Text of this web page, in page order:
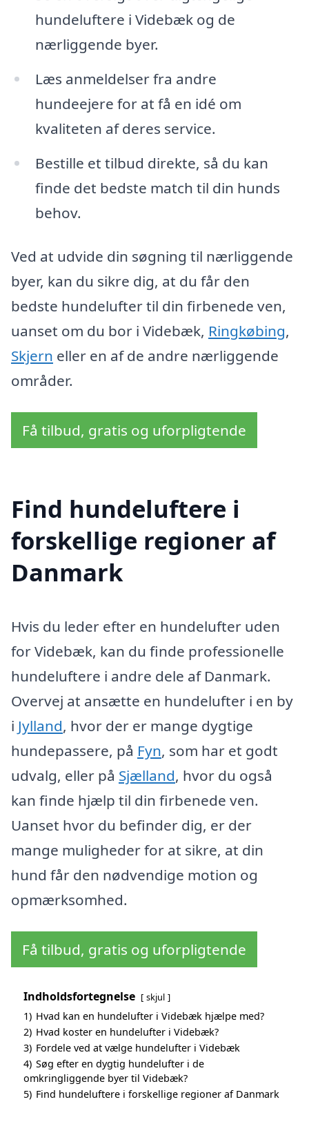
hundeluftere i Videbæk og de
nærliggende byer.
Læs anmeldelser fra andre
hundeejere for at få en idé om
kvaliteten af deres service.
Bestille et tilbud direkte, så du kan
finde det bedste match til din hunds
behov.
Ved at udvide din søgning til nærliggende
byer, kan du sikre dig, at du får den
bedste hundelufter til din firbenede ven,
uanset om du bor i Videbæk, Ringkøbing,
Skjern eller en af de andre nærliggende
områder.
Få tilbud, gratis og uforpligtende
Find hundeluftere i
forskellige regioner af
Danmark
Hvis du leder efter en hundelufter uden
for Videbæk, kan du finde professionelle
hundeluftere i andre dele af Danmark.
Overvej at ansætte en hundelufter i en by
i Jylland, hvor der er mange dygtige
hundepassere, på Fyn, som har et godt
udvalg, eller på Sjælland, hvor du også
kan finde hjælp til din firbenede ven.
Uanset hvor du befinder dig, er der
mange muligheder for at sikre, at din
hund får den nødvendige motion og
opmærksomhed.
Få tilbud, gratis og uforpligtende
Indholdsfortegnelse skjul
1) Hvad kan en hundelufter i Videbæk hjælpe med?
2) Hvad koster en hundelufter i Videbæk?
3) Fordele ved at vælge hundelufter i Videbæk
4) Søg efter en dygtig hundelufter i de
omkringliggende byer til Videbæk?
5) Find hundeluftere i forskellige regioner af Danmark